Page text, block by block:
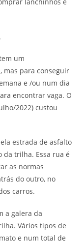
um
mas para conseguir
e /ou num dia
encontrar vaga. O
2022) custou
estrada de asfalto
da trilha. Essa rua é
as normas
do outro, no
carros.
a galera da
Vários tipos de
e num total de